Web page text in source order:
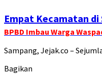
Empat Kecamatan
BPBD Imbau Warga
Sampang, Jejak.co –
Bagikan